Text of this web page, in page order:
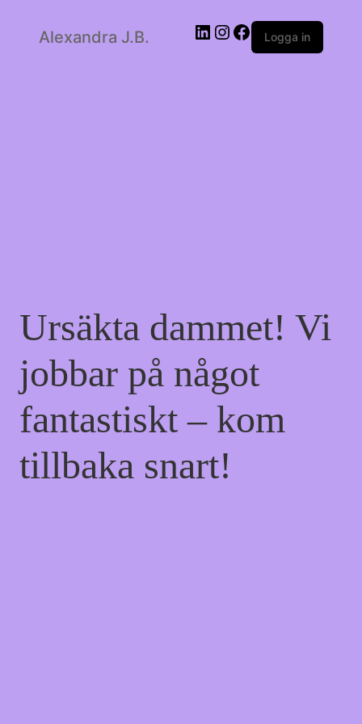
Alexandra J.B. LinkedIn
Instagram
Facebook
Logga in
Ursäkta dammet! Vi
jobbar på något
fantastiskt – kom
tillbaka snart!